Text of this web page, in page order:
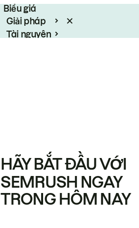
Biểu giá
Giải pháp
Tài nguyên
HÃY BẮT ĐẦU VỚI
SEMRUSH NGAY
TRONG HÔM NAY